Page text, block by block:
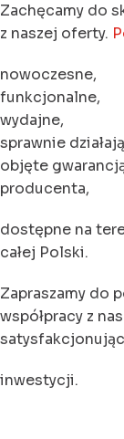
Zachęcamy do
z naszej oferty.
nowoczesne,
funkcjonalne,
wydajne,
sprawnie
objęte
producenta,
dostępne na
całej Polski.
Zapraszamy do
współpracy z
inwestycji.